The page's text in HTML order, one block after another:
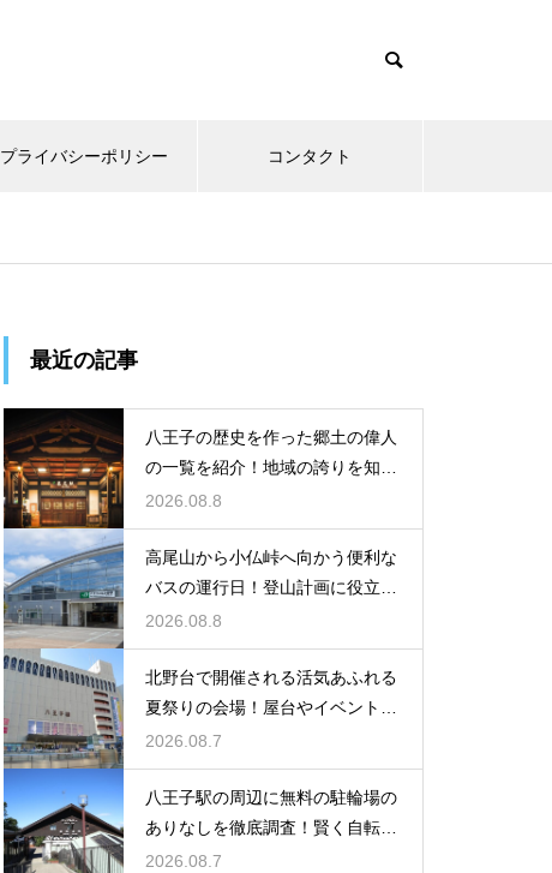
プライバシーポリシー コンタクト
最近の記事
八王子の歴史を作った郷土の偉人
の一覧を紹介！地域の誇りを知る
学びの旅
2026.08.8
高尾山から小仏峠へ向かう便利な
バスの運行日！登山計画に役立つ
時刻表
2026.08.8
北野台で開催される活気あふれる
夏祭りの会場！屋台やイベントを
大満喫
2026.08.7
八王子駅の周辺に無料の駐輪場の
ありなしを徹底調査！賢く自転車
を止める
2026.08.7